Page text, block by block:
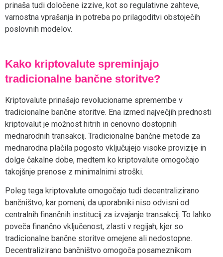
prinaša tudi določene izzive, kot so regulativne zahteve,
varnostna vprašanja in potreba po prilagoditvi obstoječih
poslovnih modelov.
Kako kriptovalute spreminjajo
tradicionalne bančne storitve?
Kriptovalute prinašajo revolucionarne spremembe v
tradicionalne bančne storitve. Ena izmed največjih prednosti
kriptovalut je možnost hitrih in cenovno dostopnih
mednarodnih transakcij. Tradicionalne bančne metode za
mednarodna plačila pogosto vključujejo visoke provizije in
dolge čakalne dobe, medtem ko kriptovalute omogočajo
takojšnje prenose z minimalnimi stroški.
Poleg tega kriptovalute omogočajo tudi decentralizirano
bančništvo, kar pomeni, da uporabniki niso odvisni od
centralnih finančnih institucij za izvajanje transakcij. To lahko
poveča finančno vključenost, zlasti v regijah, kjer so
tradicionalne bančne storitve omejene ali nedostopne.
Decentralizirano bančništvo omogoča posameznikom